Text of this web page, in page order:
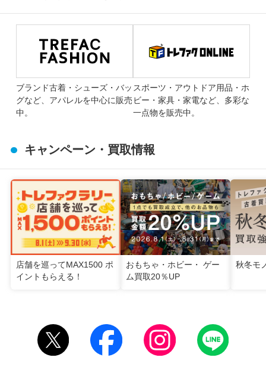
ブランド古着・シューズ・バッ
グなど、アパレルを中心に販売
中。
スポーツ・アウトドア用品・ホ
ビー・家具・家電など、多彩な
一点物を販売中。
キャンペーン・買取情報
店舗を巡ってMAX1500 ポ
イントもらえる！
おもちゃ・ホビー・ ゲー
ム買取20％UP
秋冬モ